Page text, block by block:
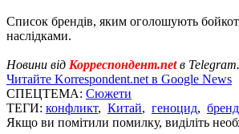
Список брендів, яким оголошують бойкот,
наслідками.
Новини від Корреспондент.netв
Читайте Korrespondent.net в Google News
СПЕЦТЕМА: Сюжети
ТЕГИ: конфликт, Китай, геноцид,
Якщо ви помітили помилку, виділіть